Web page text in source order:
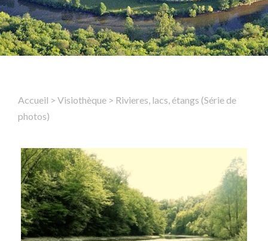
Accueil > Visiothèque > Rivieres, lacs, étangs (Série de
photos)